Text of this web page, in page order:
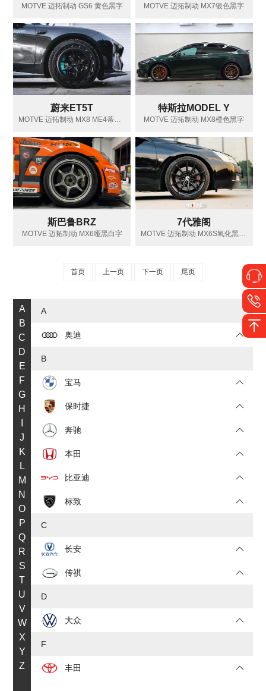
MOTVE 迈拓制动 GS6 黄色黑字 MOTVE 迈拓制动 MX7银色黑字
蔚来ET5T
MOTVE 迈拓制动 MX8 ME4蒂芙尼蓝白字
特斯拉MODEL Y
MOTVE 迈拓制动 MX8橙色黑字
斯巴鲁BRZ
MOTVE 迈拓制动 MX6哑黑白字
7代雅阁
MOTVE 迈拓制动 MX6S氧化黑红字
首页 上一页 下一页 尾页
A
B
C
D
E
F
G
H
J
K
L
M
N
O
P
Q
R
S
T
U
V
W
X
Y
Z
A
奥迪
B
宝马
保时捷
奔驰
本田
比亚迪
标致
C
长安
传祺
D
大众
F
丰田